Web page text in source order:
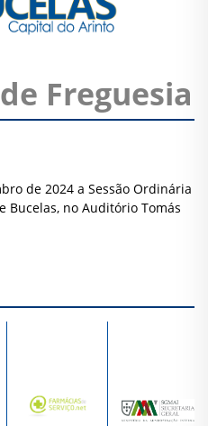
Freguesia
de 2024 a Sessão Ordinária
Bucelas, no Auditório Tomás